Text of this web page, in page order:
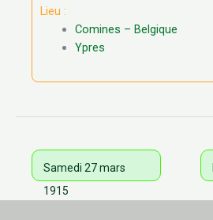
Lieu :
Comines – Belgique
Ypres
Samedi 27 mars
1915